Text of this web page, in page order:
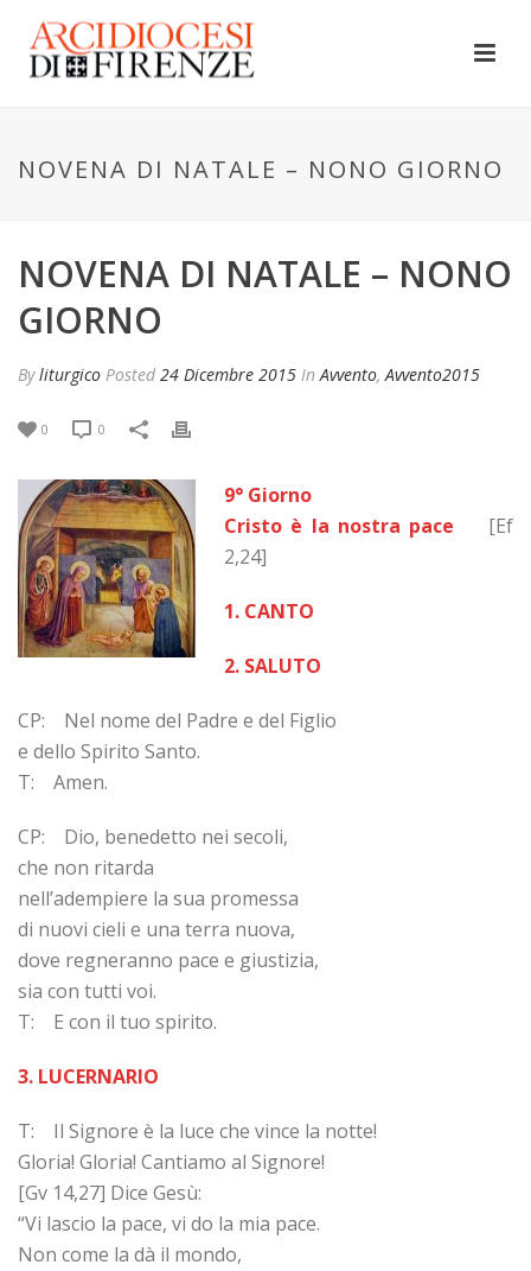
NOVENA DI NATALE – NONO GIORNO
NOVENA DI NATALE – NONO
GIORNO
Byliturgico Posted 24 Dicembre 2015 InAvvento,Avvento2015
0 0
9° Giorno
Cristo è la nostra pace [Ef
2,24]
1. CANTO
2. SALUTO
CP: Nel nome del Padre e del Figlio
e dello Spirito Santo.
T: Amen.
CP: Dio, benedetto nei secoli,
che non ritarda
nell’adempiere la sua promessa
di nuovi cieli e una terra nuova,
dove regneranno pace e giustizia,
sia con tutti voi.
T: E con il tuo spirito.
3. LUCERNARIO
T: Il Signore è la luce che vince la notte!
Gloria! Gloria! Cantiamo al Signore!
[Gv 14,27] Dice Gesù:
“Vi lascio la pace, vi do la mia pace.
Non come la dà il mondo,